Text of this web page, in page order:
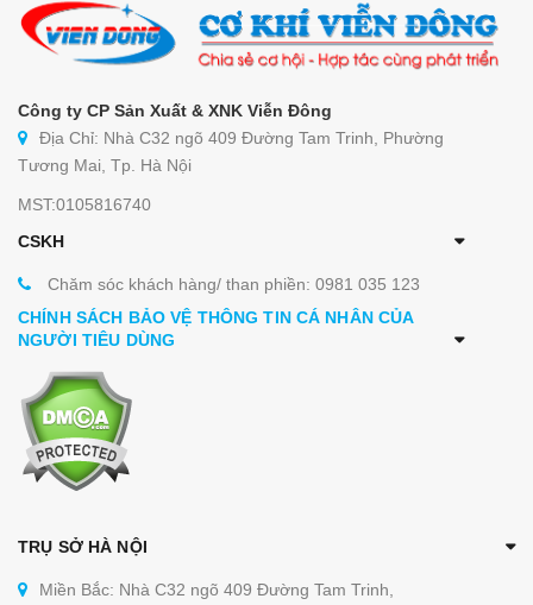
Công ty CP Sản Xuất & XNK Viễn Đông
Địa Chỉ: Nhà C32 ngõ 409 Đường Tam Trinh, Phường
Tương Mai, Tp. Hà Nội
MST:0105816740
CSKH
Chăm sóc khách hàng/ than phiền: 0981 035 123
CHÍNH SÁCH BẢO VỆ THÔNG TIN CÁ NHÂN CỦA
NGƯỜI TIÊU DÙNG
TRỤ SỞ HÀ NỘI
Miền Bắc: Nhà C32 ngõ 409 Đường Tam Trinh,